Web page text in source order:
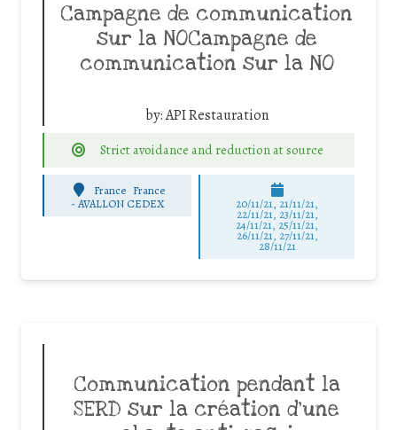
Campagne de communication
sur la NOCampagne de
communication sur la NO
by:API Restauration
Strict avoidance and reduction at source
France France
-AVALLON CEDEX 20/11/21, 21/11/21,
22/11/21, 23/11/21,
24/11/21, 25/11/21,
26/11/21, 27/11/21,
28/11/21
Communication pendant la
SERD sur la création d’une